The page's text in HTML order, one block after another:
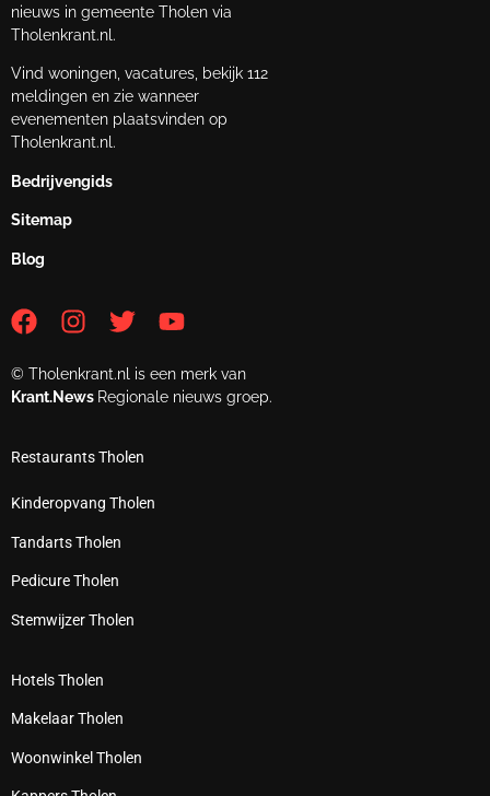
nieuws in gemeente Tholen via
Tholenkrant.nl.
Vind woningen, vacatures, bekijk 112
meldingen en zie wanneer
evenementen plaatsvinden op
Tholenkrant.nl.
Bedrijvengids
Sitemap
Blog
© Tholenkrant.nl is een merk van
Krant.News Regionale nieuws groep.
Restaurants Tholen
Kinderopvang Tholen
Tandarts Tholen
Pedicure Tholen
Stemwijzer Tholen
Hotels Tholen
Makelaar Tholen
Woonwinkel Tholen